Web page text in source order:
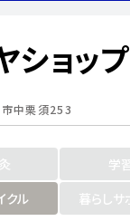
ショッ
中栗須253
学
クル
暮らしサ